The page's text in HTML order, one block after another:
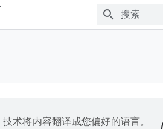
术将内容翻译成您偏好的语言。